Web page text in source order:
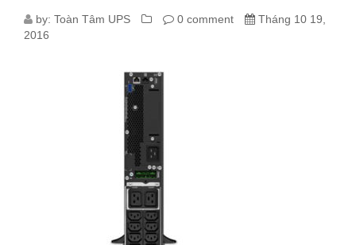
BO-
SRT2200XLI-
by: Toàn Tâm UPS 0 comment
Tháng 10 19,
2016